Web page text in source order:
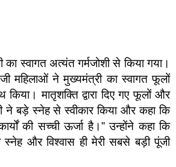
का स्वागत अत्यंत गर्मजोशी से किया गया।
महिलाओं ने मुख्यमंत्री का स्वागत फूलों
मातृशक्ति द्वारा दिए गए फूलों और
ने बड़े स्नेह से स्वीकार किया और कहा कि
की सच्ची ऊर्जा है।” उन्होंने कहा कि
स्नेह और विश्वास ही मेरी सबसे बड़ी पूंजी